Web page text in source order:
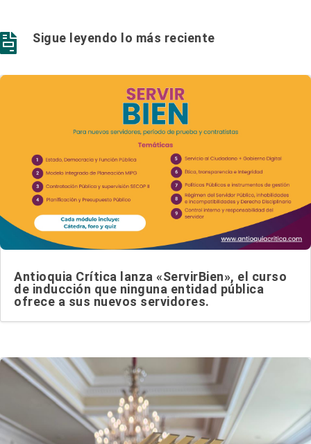
 Sigue leyendo lo más reciente
Antioquia Crítica lanza «ServirBien», el curso
de inducción que ninguna entidad pública
ofrece a sus nuevos servidores.